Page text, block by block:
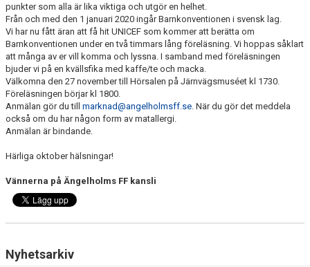
punkter som alla är lika viktiga och utgör en helhet.
Från och med den 1 januari 2020 ingår Barnkonventionen i svensk lag.
Vi har nu fått äran att få hit UNICEF som kommer att berätta om
Barnkonventionen under en två timmars lång föreläsning. Vi hoppas såklart
att många av er vill komma och lyssna. I samband med föreläsningen
bjuder vi på en kvällsfika med kaffe/te och macka.
Välkomna den 27 november till Hörsalen på Järnvägsmuséet kl 1730.
Föreläsningen börjar kl 1800.
Anmälan gör du till marknad@angelholmsff.se. När du gör det meddela
också om du har någon form av matallergi.
Anmälan är bindande.
Härliga oktober hälsningar!
Vännerna på Ängelholms FF kansli
Nyhetsarkiv